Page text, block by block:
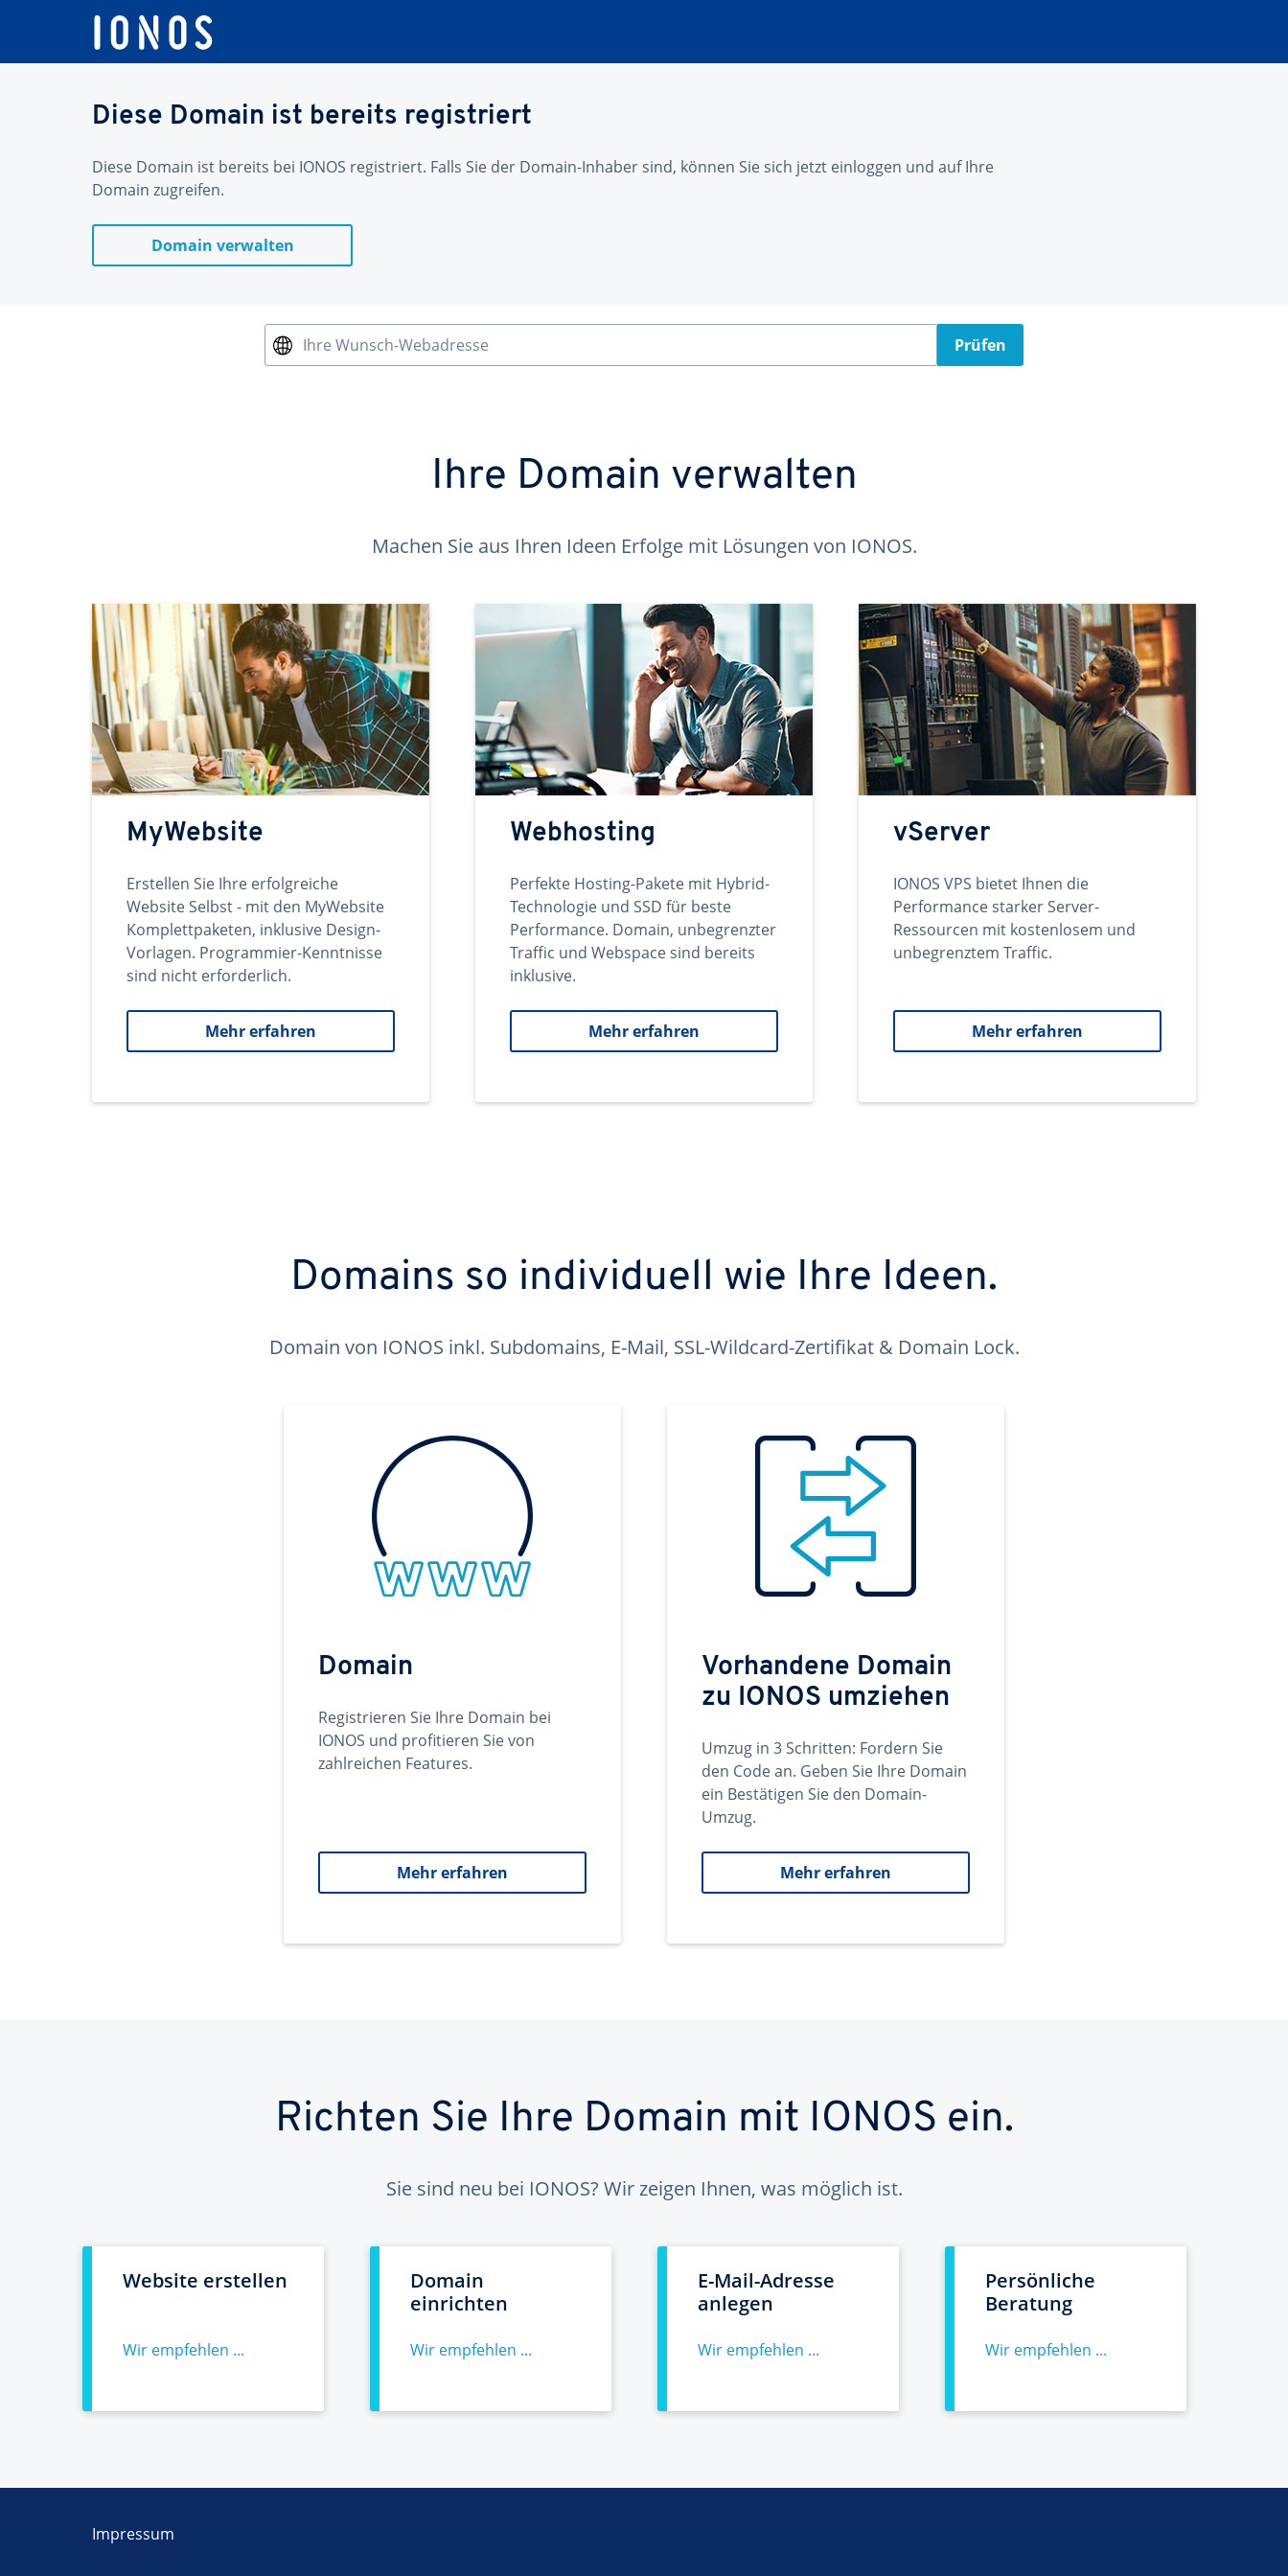
Diese Domain ist bereits registriert
Diese Domain ist bereits bei IONOS registriert. Falls Sie der Domain-Inhaber sind, können Sie sich jetzt einloggen und auf Ihre
Domain zugreifen.
Domain verwalten
Ihre Wunsch-Webadresse Prüfen
Ihre Domain verwalten
Machen Sie aus Ihren Ideen Erfolge mit Lösungen von IONOS.
MyWebsite
Erstellen Sie Ihre erfolgreiche
Website Selbst - mit den MyWebsite
Komplettpaketen, inklusive Design-
Vorlagen. Programmier-Kenntnisse
sind nicht erforderlich.
Mehr erfahren
Webhosting
Perfekte Hosting-Pakete mit Hybrid-
Technologie und SSD für beste
Performance. Domain, unbegrenzter
Traffic und Webspace sind bereits
inklusive.
Mehr erfahren
vServer
IONOS VPS bietet Ihnen die
Performance starker Server-
Ressourcen mit kostenlosem und
unbegrenztem Traffic.
Mehr erfahren
Domains so individuell wie Ihre Ideen.
Domain von IONOS inkl. Subdomains, E-Mail, SSL-Wildcard-Zertifikat & Domain Lock.
Domain
Registrieren Sie Ihre Domain bei
IONOS und profitieren Sie von
zahlreichen Features.
Mehr erfahren
Vorhandene Domain
zu IONOS umziehen
Umzug in 3 Schritten: Fordern Sie
den Code an. Geben Sie Ihre Domain
ein Bestätigen Sie den Domain-
Umzug.
Mehr erfahren
Richten Sie Ihre Domain mit IONOS ein.
Sie sind neu bei IONOS? Wir zeigen Ihnen, was möglich ist.
Website erstellen
Wir empfehlen ...
Domain
einrichten
Wir empfehlen ...
E-Mail-Adresse
anlegen
Wir empfehlen ...
Persönliche
Beratung
Wir empfehlen ...
Impressum